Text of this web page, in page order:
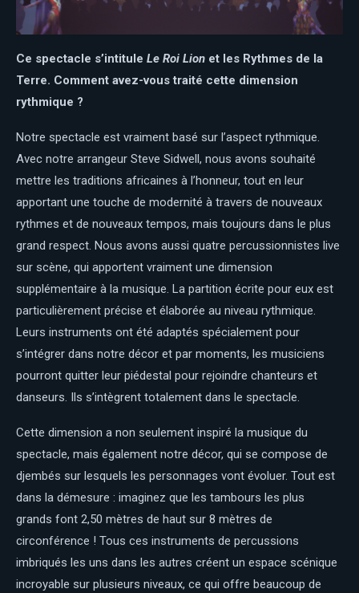
Ce spectacle s’intitule Le Roi Lion et les Rythmes de la
Terre. Comment avez-vous traité cette dimension
rythmique ?
Notre spectacle est vraiment basé sur l’aspect rythmique.
Avec notre arrangeur Steve Sidwell, nous avons souhaité
mettre les traditions africaines à l’honneur, tout en leur
apportant une touche de modernité à travers de nouveaux
rythmes et de nouveaux tempos, mais toujours dans le plus
grand respect. Nous avons aussi quatre percussionnistes live
sur scène, qui apportent vraiment une dimension
supplémentaire à la musique. La partition écrite pour eux est
particulièrement précise et élaborée au niveau rythmique.
Leurs instruments ont été adaptés spécialement pour
s’intégrer dans notre décor et par moments, les musiciens
pourront quitter leur piédestal pour rejoindre chanteurs et
danseurs. Ils s’intègrent totalement dans le spectacle.
Cette dimension a non seulement inspiré la musique du
spectacle, mais également notre décor, qui se compose de
djembés sur lesquels les personnages vont évoluer. Tout est
dans la démesure : imaginez que les tambours les plus
grands font 2,50 mètres de haut sur 8 mètres de
circonférence ! Tous ces instruments de percussions
imbriqués les uns dans les autres créent un espace scénique
incroyable sur plusieurs niveaux, ce qui offre beaucoup de